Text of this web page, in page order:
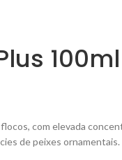
100ml
com elevada
de peixes ornamentais.